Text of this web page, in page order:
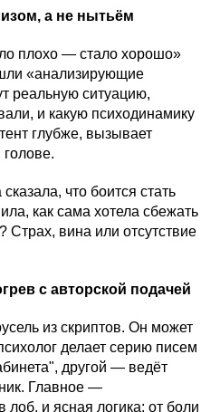
а не нытьём
плохо — стало хорошо»
«анализирующие
реальную ситуацию,
и какую психодинамику
глубже, вызывает
что боится стать
как сама хотела сбежать
Страх, вина или отсутствие
с авторской подачей
из скриптов. Он может
делает серию писем
другой — ведёт
Главное —
лоб, и ясная логика: от боли